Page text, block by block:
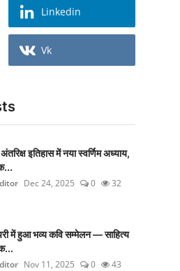
Linkedin
Vk
इतिहास में नया स्वर्णिम अध्याय,
Dec 24, 2025 0 32
में हुआ भव्य कवि सम्मेलन — साहित्य
Nov 11, 2025 0 43